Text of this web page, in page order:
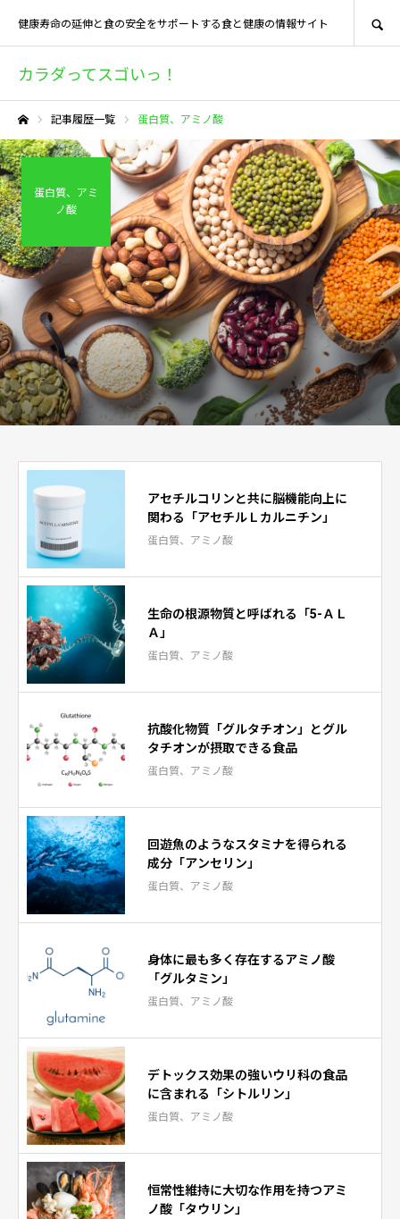
カラダってスゴいっ！
健康寿命の延伸と食の安全をサポートする食と健康の情報サイト
記事履歴一覧 蛋白質、アミノ酸
蛋白質、アミ
ノ酸
アセチルコリンと共に脳機能向上に
関わる「アセチルＬカルニチン」
蛋白質、アミノ酸
生命の根源物質と呼ばれる「5-ＡＬ
Ａ」
蛋白質、アミノ酸
抗酸化物質「グルタチオン」とグル
タチオンが摂取できる食品
蛋白質、アミノ酸
回遊魚のようなスタミナを得られる
成分「アンセリン」
蛋白質、アミノ酸
身体に最も多く存在するアミノ酸
「グルタミン」
蛋白質、アミノ酸
デトックス効果の強いウリ科の食品
に含まれる「シトルリン」
蛋白質、アミノ酸
恒常性維持に大切な作用を持つアミ
ノ酸「タウリン」